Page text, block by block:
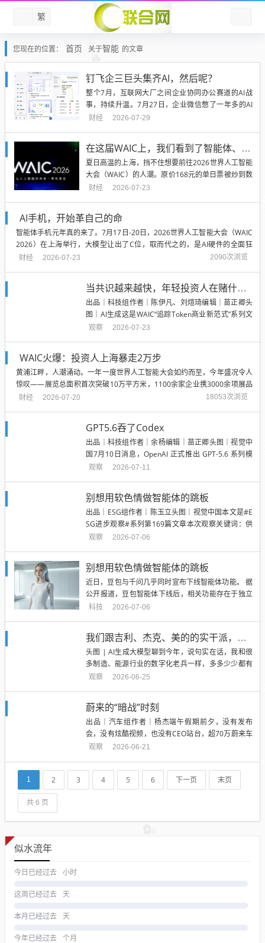
繁
您现在的位置： 首页 关于智能 的文章
钉飞企三巨头集齐AI，然后呢？
整个7月，互联网大厂之间企业协同办公赛道的AI战
事，持续升温。7月27日，企业微信憋了一年多的AI
助理“大圆”开启内测。此前的7月2日，钉钉宣布并整
一月之内，节奏密集，火药味十足。但存量格局已...
财经 2026-07-29
在这届WAIC上，我们看到了智能体、具身智能和算力的三大拐点
夏日高温的上海，挡不住想要前往2026世界人工智能
大会（WAIC）的人潮。原价168元的单日票被炒到数
千元，三日通票飙至3000元，甚至衍生出“多人拼票”
段，各场馆内都汇聚了大量来自各界、各地的观众，
不少...
财经 2026-07-23
AI手机，开始革自己的命
智能体手机元年真的来了。7月17日-20日，2026世界人工智能大会（WAIC
2026）在上海举行，大模型让出了C位，取而代之的，是AI硬件的全面狂
欢。除了AI眼镜、人形机器人、AI耳机等一系列新品之外，智能手机也“老树
财经 2026-07-23 2090次浏览
当共识越来越快，年轻投资人在赌什么？
出品｜科技组作者｜陈伊凡、刘煊琦编辑｜苗正卿头
图｜AI生成这是WAIC“追踪Token商业新范式”系列文
章第21期在科技投资中，年龄从来不是判断能力的充
航天和量子计算正在同时推进，新技术从论文走向产
品、从实...
观察 2026-07-23
WAIC火爆：投资人上海暴走2万步
黄浦江畔，人潮涌动。一年一度世界人工智能大会如约而至，今年盛况令人
惊叹——展览总面积首次突破10万平方米，1100余家企业携3000余项展品
亮相，超300款产品全球首发。现场挤满了人，热度爆棚。“太燃了，不提前
财经 2026-07-20 18053次浏览
GPT5.6吞了Codex
出品｜科技组作者｜余杨编辑｜苗正卿头图｜视觉中
国7月10日消息，OpenAI 正式推出 GPT-5.6 系列模
型，包括新旗舰模型 Sol，适合日常工作的均衡模型 T
长和自身的协作性。以及一个醒目...
观察 2026-07-11
别想用软色情做智能体的跳板
出品｜ESG组作者｜陈玉立头图｜视觉中国本文是#E
SG进步观察#系列第169篇文章本次观察关键词：供
应链治理近日，豆包与千问几乎同时宣布下线智能体
闭相关功能且不提供迁移路径。两家大厂不仅处置方
式类似，时间点...
观察 2026-07-06
别想用软色情做智能体的跳板
近日，豆包与千问几乎同时宣布下线智能体功能。 据
公开报道，豆包智能体下线后，相关功能存在于独立
产品“猫箱”；而千问处理得更彻底，直接关闭相关功
人化互动服务管理暂行办法》正式施行之前，办法提
到需对虚拟恋人、...
科技 2026-07-06
我们跟吉利、杰克、美的的实干派，聊了聊工业智能体的真相
头图 | AI生成大模型聊到今年，说句实在话，我和很
多制造、能源行业的数字化老兵一样，多多少少都有
些概念疲劳了。AI到底能不能在工厂里帮企业赚到
智库上周搞了这场“Agent进车间主题闭门会”。制造业
的数字化...
观察 2026-06-25
蔚来的“暗战”时刻
出品｜汽车组作者｜杨杰端午假期前夕，没有发布
会，没有炫酷视频，也没有CEO站台，超70万蔚来车
主在同一时间收到了OTA升级通知。从2022年最早交
品牌、3个硬件平台、搭载两款芯片的18款车型，同
步获得了性能一致的新一代世界模型智驾系统。事实
上，在中...
观察 2026-06-21
1 2 3 4 5 6 下一页 末页
共 6 页
似水流年
今日已经过去 小时
这周已经过去 天
本月已经过去 天
今年已经过去 个月